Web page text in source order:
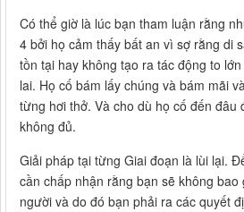
Có thể giờ là lúc bạn tham luận rằng
4 bởi họ cảm thấy bất an vì sợ rằng di
tồn tại hay không tạo ra tác động to
lai. Họ cố bám lấy chúng và bám mãi
từng hơi thở. Và cho dù họ cố đến đâu
không đủ.
Giải pháp tại từng Giai đoạn là lùi lại.
cần chấp nhận rằng bạn sẽ không bao
người và do đó bạn phải ra các quyết